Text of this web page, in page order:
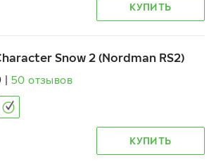
КУПИТЬ
Snow 2 (Nordman RS2)
50 отзывов
КУПИТЬ